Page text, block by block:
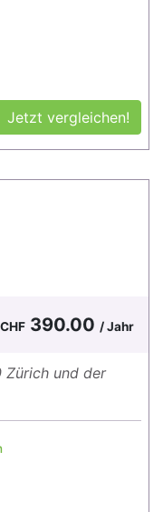
Jetzt vergleichen!
CHF 390.00 / Jahr
und der